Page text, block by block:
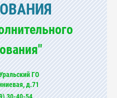
ГО
д.71